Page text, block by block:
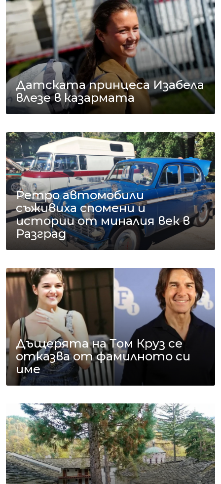
Датската принцеса Изабела
влезе в казармата
Ретро автомобили
съживиха спомени и
истории от миналия век в
Разград
Дъщерята на Том Круз се
отказва от фамилното си
име